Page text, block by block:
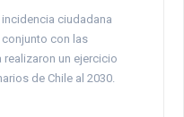
ciudadana
conjunto con las
realizaron un ejercicio
de Chile al 2030.